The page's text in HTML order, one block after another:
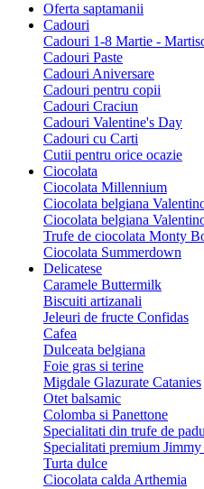
Oferta saptamanii
Cadouri
Cadouri 1-8 Martie -
Cadouri Paste
Cadouri Aniversare
Cadouri pentru copii
Cadouri Craciun
Cadouri Valentine's Day
Cadouri cu Carti
Cutii pentru orice ocazie
Ciocolata
Ciocolata Millennium
Ciocolata belgiana
Ciocolata belgiana
Trufe de ciocolata Monty
Ciocolata Summerdown
Delicatese
Caramele Buttermilk
Biscuiti artizanali
Jeleuri de fructe Confidas
Cafea
Dulceata belgiana
Foie gras si terine
Migdale Glazurate Catanies
Otet balsamic
Colomba si Panettone
Specialitati din trufe de
Specialitati premium
Turta dulce
Ciocolata calda Arthemia